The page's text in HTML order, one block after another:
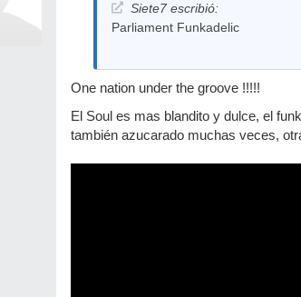
Siete7 escribió:
Parliament Funkadelic
One nation under the groove !!!!!
El Soul es mas blandito y dulce, el
también azucarado muchas veces,